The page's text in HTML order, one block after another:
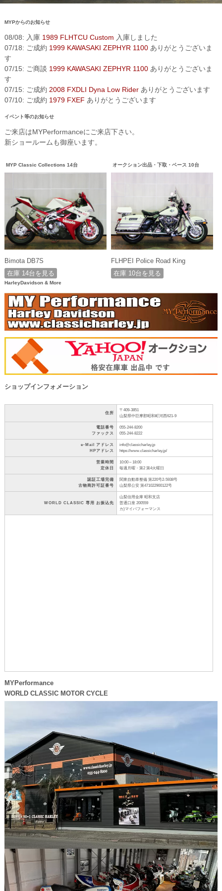
MYPからのお知らせ
08/08: 入庫 1989 FLHTCU Custom 入庫しました
07/18: ご成約 1999 KAWASAKI ZEPHYR 1100ありがとうございま
す
07/15: ご商談 1999 KAWASAKI ZEPHYR 1100ありがとうございま
す
07/15: ご成約 2008 FXDLI Dyna Low Riderありがとうございます
07/10: ご成約 1979 FXEF ありがとうございます
イベント等のお知らせ
ご来店はMYPerformanceにご来店下さい。
新ショールームも御座います。
MYP Classic Collections 14台
Bimota DB7S
在庫 14台を見る
オークション出品・下取・ベース 10台
FLHPEI Police Road King
在庫 10台を見る
HarleyDavidson & More
ショップインフォメーション
住所
〒409-3851
山梨県中巨摩郡昭和町河西621-9
電話番号
ファックス
055-244-8200
055-244-8222
e-Mail アドレス
HPアドレス
info@classicharley.jp
https://www.classicharley.jp/
営業時間
定休日
10:00～18:00
毎週月曜・第2 第4火曜日
認証工場完備
古物商許可証番号
関東自動車整備 第220号2-5938号
山梨県公安 第471022900122号
WORLD CLASSIC 専用 お振込先
山梨信用金庫 昭和支店
普通口座 200559
カ)マイパフォーマンス
MYPerformance
WORLD CLASSIC MOTOR CYCLE